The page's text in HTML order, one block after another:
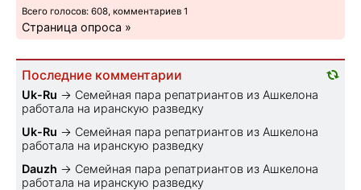
Всего голосов: 608, комментариев 1
Страница опроса »
Последние комментарии
Uk-Ru → Семейная пара репатриантов из Ашкелона
работала на иранскую разведку
Uk-Ru → Семейная пара репатриантов из Ашкелона
работала на иранскую разведку
Dauzh → Семейная пара репатриантов из Ашкелона
работала на иранскую разведку